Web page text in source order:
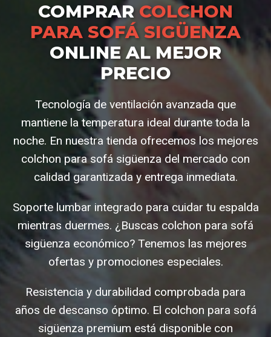
COMPRARCOLCHON
PARA SOFÁ SIGÜENZA
ONLINE AL MEJOR
PRECIO
Tecnología de ventilación avanzada que
mantiene la temperatura ideal durante toda la
noche. En nuestra tienda ofrecemos los mejores
colchon para sofá sigüenza del mercado con
calidad garantizada y entrega inmediata.
Soporte lumbar integrado para cuidar tu espalda
mientras duermes. ¿Buscas colchon para sofá
sigüenza económico? Tenemos las mejores
ofertas y promociones especiales.
Resistencia y durabilidad comprobada para
años de descanso óptimo. El colchon para sofá
sigüenza premium está disponible con